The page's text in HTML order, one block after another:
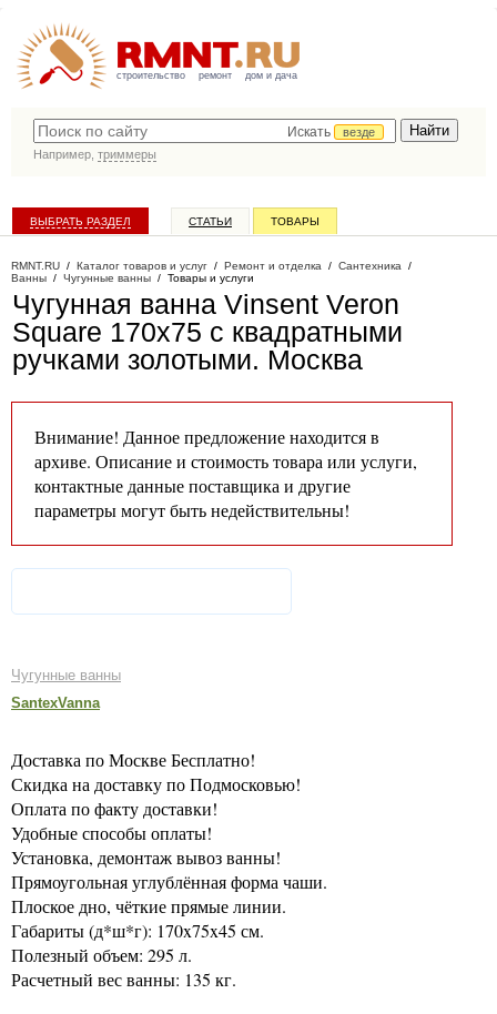
строительство ремонт дом и дача
Искать
везде
Например, триммеры
ВЫБРАТЬ РАЗДЕЛ СТАТЬИ ТОВАРЫ
RMNT.RU / Каталог товаров и услуг / Ремонт и отделка / Сантехника /
Ванны / Чугунные ванны / Товары и услуги
Чугунная ванна Vinsent Veron
Square 170x75 с квадратными
ручками золотыми. Москва
Внимание! Данное предложение находится в
архиве. Описание и стоимость товара или услуги,
контактные данные поставщика и другие
параметры могут быть недействительны!
Чугунные ванны
SantexVanna
Доставка по Москве Бесплатно!
Скидка на доставку по Подмосковью!
Оплата по факту доставки!
Удобные способы оплаты!
Установка, демонтаж вывоз ванны!
Прямоугольная углублённая форма чаши.
Плоское дно, чёткие прямые линии.
Габариты (д*ш*г): 170x75x45 см.
Полезный объем: 295 л.
Расчетный вес ванны: 135 кг.